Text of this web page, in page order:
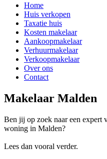
Home
Huis verkopen
Taxatie huis
Kosten makelaar
Aankoopmakelaar
Verhuurmakelaar
Verkoopmakelaar
Over ons
Contact
Makelaar Malden
Ben jij op zoek naar een expert
woning in Malden?
Lees dan vooral verder.